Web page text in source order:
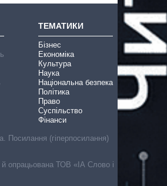
ТЕМАТИКИ
Бізнес
Економіка
Культура
Наука
Національна безпека
Політика
Право
Суспільство
Фінанси
Посилання (гіперпосилання)
й опрацьована ТОВ «ІА Слово і